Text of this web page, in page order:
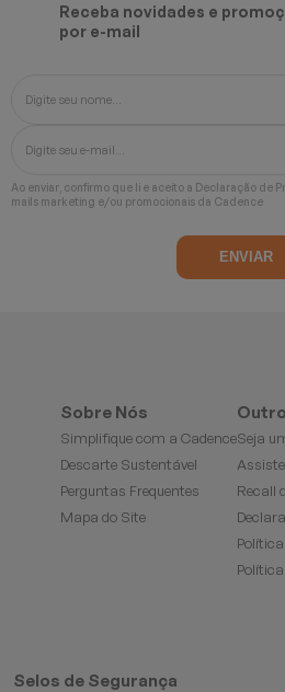
Receba novidades e
por e-mail
Ao enviar, confirmo que li e aceito a
mails marketing e/ou promocionais da Cadence
Sobre Nós
Simplifique com a Cadence
Descarte Sustentável
Perguntas Frequentes
Mapa do Site
Seja
Recall
Política
Selos de Segurança